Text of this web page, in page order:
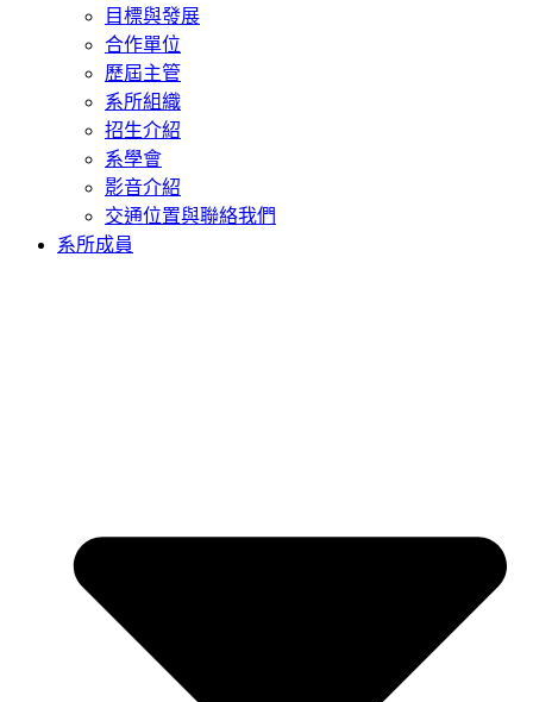
目標與發展
合作單位
歷屆主管
系所組織
招生介紹
系學會
影音介紹
交通位置與聯絡我們
系所成員